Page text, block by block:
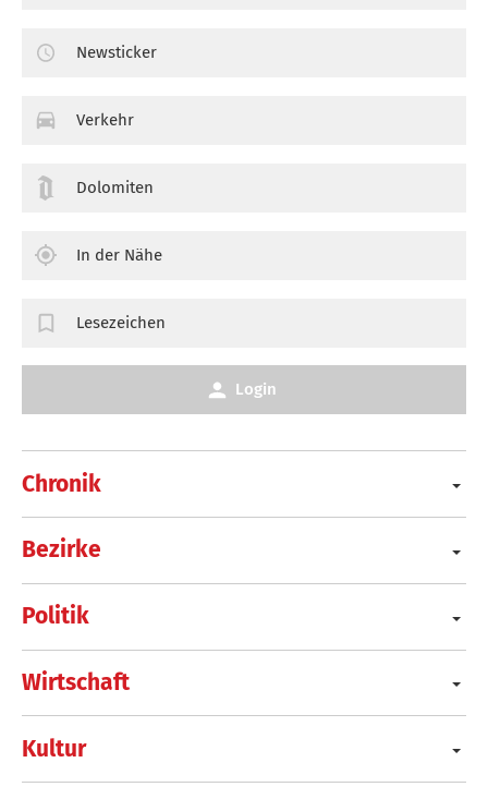
Chronik
Bezirke
Politik
Wirtschaft
Kultur
Newsticker
Verkehr
Dolomiten
In der Nähe
Lesezeichen
Login